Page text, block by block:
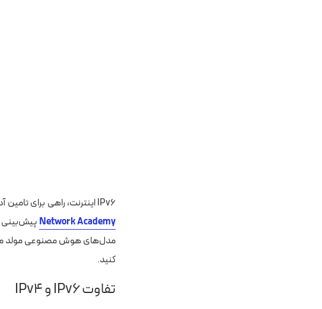
IPv6 اینترنت، راهی برای تامین آدرس IP و اجرای امنیت بیشتر در دستگاه‌های متصل به شبکه است.
Network Academy
کنید.
تفاوت IPv6 و IPv4